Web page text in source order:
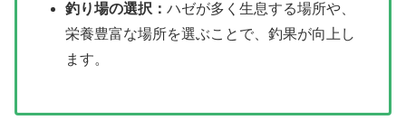
釣り場の選択：ハゼが多く生息する場所や、
栄養豊富な場所を選ぶことで、釣果が向上し
ます。